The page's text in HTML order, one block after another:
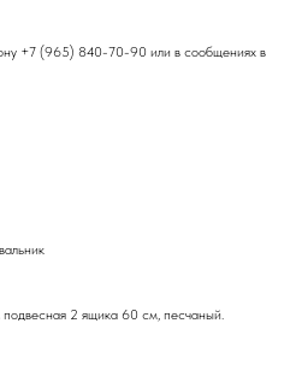
+7 (965) 840-70-90 или в сообщениях в
2 ящика 60 см, песчаный.